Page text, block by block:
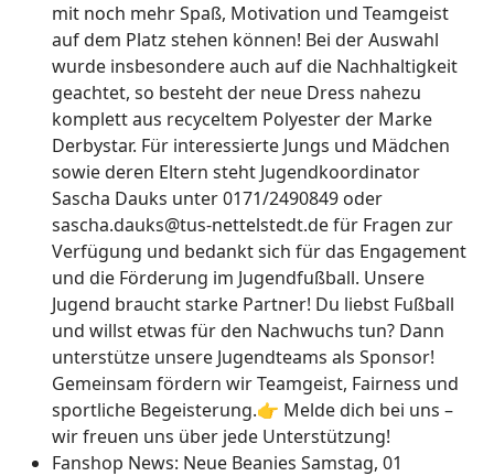
mit noch mehr Spaß, Motivation und Teamgeist
auf dem Platz stehen können! Bei der Auswahl
wurde insbesondere auch auf die Nachhaltigkeit
geachtet, so besteht der neue Dress nahezu
komplett aus recyceltem Polyester der Marke
Derbystar. Für interessierte Jungs und Mädchen
sowie deren Eltern steht Jugendkoordinator
Sascha Dauks unter 0171/2490849 oder
sascha.dauks@tus-nettelstedt.de für Fragen zur
Verfügung und bedankt sich für das Engagement
und die Förderung im Jugendfußball. Unsere
Jugend braucht starke Partner! Du liebst Fußball
und willst etwas für den Nachwuchs tun? Dann
unterstütze unsere Jugendteams als Sponsor!
Gemeinsam fördern wir Teamgeist, Fairness und
sportliche Begeisterung.👉 Melde dich bei uns –
wir freuen uns über jede Unterstützung!
Fanshop News: Neue Beanies Samstag, 01